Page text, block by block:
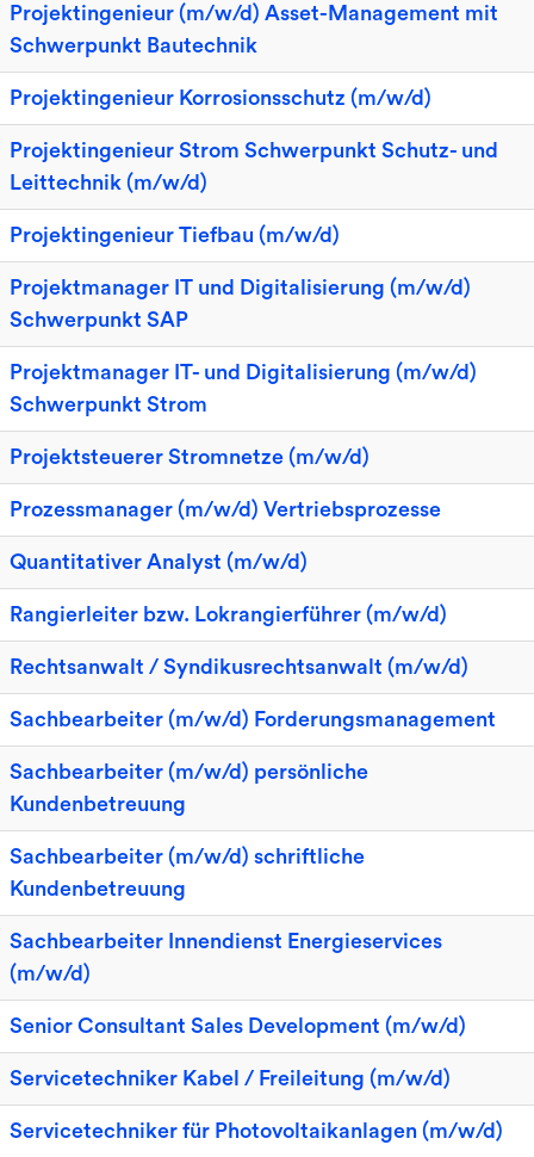
Projektingenieur (m/w/d) Asset-Management mit
Schwerpunkt Bautechnik
Projektingenieur Korrosionsschutz (m/w/d)
Projektingenieur Strom Schwerpunkt Schutz- und
Leittechnik (m/w/d)
Projektingenieur Tiefbau (m/w/d)
Projektmanager IT und Digitalisierung (m/w/d)
Schwerpunkt SAP
Projektmanager IT- und Digitalisierung (m/w/d)
Schwerpunkt Strom
Projektsteuerer Stromnetze (m/w/d)
Prozessmanager (m/w/d) Vertriebsprozesse
Quantitativer Analyst (m/w/d)
Rangierleiter bzw. Lokrangierführer (m/w/d)
Rechtsanwalt / Syndikusrechtsanwalt (m/w/d)
Sachbearbeiter (m/w/d) Forderungsmanagement
Sachbearbeiter (m/w/d) persönliche
Kundenbetreuung
Sachbearbeiter (m/w/d) schriftliche
Kundenbetreuung
Sachbearbeiter Innendienst Energieservices
(m/w/d)
Senior Consultant Sales Development (m/w/d)
Servicetechniker Kabel / Freileitung (m/w/d)
Servicetechniker für Photovoltaikanlagen (m/w/d)